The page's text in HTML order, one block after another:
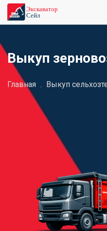
Выкуп
Главная . Выкуп